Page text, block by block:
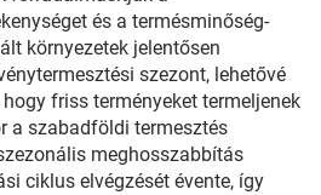
és a termésminőség-
környezetek jelentősen
szezont, lehetővé
friss terményeket termeljenek
a szabadföldi termesztés
meghosszabbítás
ciklus elvégzését évente, így